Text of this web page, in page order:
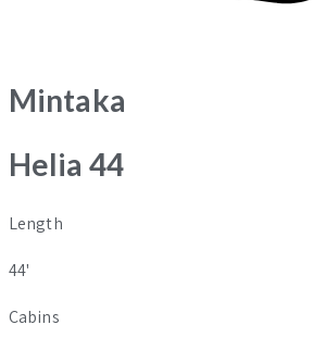
Mintaka
Helia 44
Length
44'
Cabins